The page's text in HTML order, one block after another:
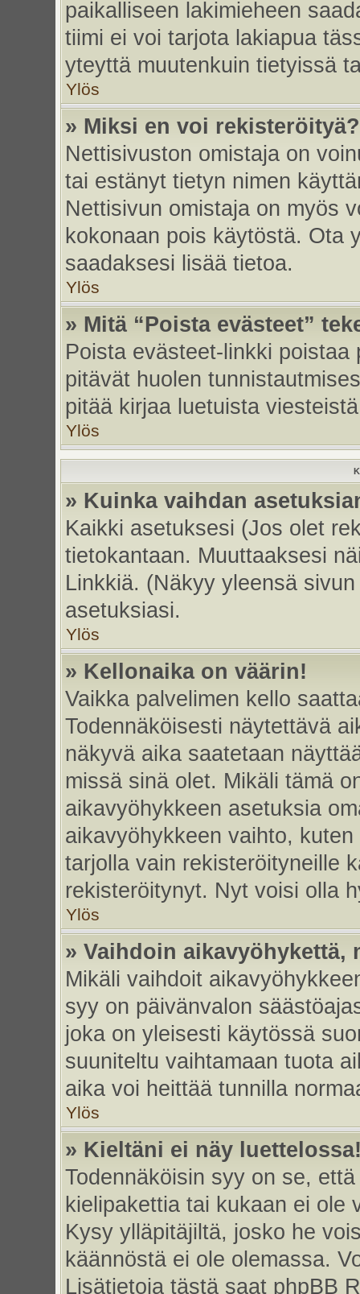
paikalliseen lakimieheen
tiimi ei voi tarjota lakiapua
yteyttä muutenkuin tietyissä
Ylös
» Miksi en voi rekisteröityä?
Nettisivuston omistaja on
tai estänyt tietyn nimen
Nettisivun omistaja on myös
kokonaan pois käytöstä. Ota
saadaksesi lisää tietoa.
Ylös
» Mitä “Poista evästeet”
Poista evästeet-linkki
pitävät huolen
pitää kirjaa luetuista
Ylös
» Kuinka vaihdan
Kaikki asetuksesi (Jos olet
tietokantaan. Muuttaaksesi
Linkkiä. (Näkyy yleensä
asetuksiasi.
Ylös
» Kellonaika on väärin!
Vaikka palvelimen kello
Todennäköisesti näytettävä
näkyvä aika saatetaan
missä sinä olet. Mikäli tämä
aikavyöhykkeen asetuksia
aikavyöhykkeen vaihto,
tarjolla vain rekisteröityneille
rekisteröitynyt. Nyt voisi olla
Ylös
» Vaihdoin
Mikäli vaihdoit
syy on päivänvalon
joka on yleisesti käytössä
suuniteltu vaihtamaan tuota
aika voi heittää tunnilla
Ylös
» Kieltäni ei näy
Todennäköisin syy on se,
kielipakettia tai kukaan ei ole
Kysy ylläpitäjiltä, josko he
käännöstä ei ole olemassa.
Lisätietoja tästä saat phpBB